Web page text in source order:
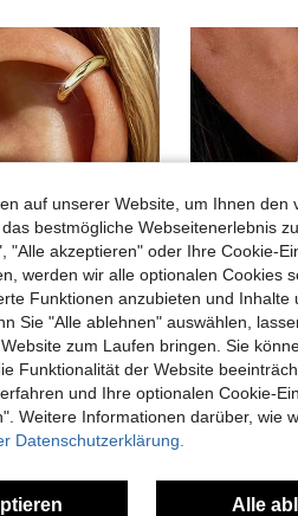
Jewelry
4er Set minimalistische Ohrklemmen mit kubischem Zirkonia - Stapelbar, keine Piercing erforderlich, geeignet für den täglichen Büroalltag (4er Set, nicht 4 Paar), Geschenk für sie
in Gelbgold Frauen Ohrringe
-2% 1 Paar minimalistische luxuriöse asymmetrische
#1 Bestseller
auf unserer Website, um Ihnen den
bestmögliche Webseitenerlebnis
"Alle akzeptieren" oder Ihre Cookie-
werden wir alle optionalen Cookies
Funktionen anzubieten und Inhalte
Sie "Alle ablehnen" auswählen,
zum Laufen bringen. Sie
Funktionalität der Website
und Ihre optionalen Cookie-
Weitere Informationen darüber, wie
Datenschutzerklärung.
Alle